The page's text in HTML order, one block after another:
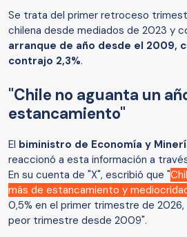
Se trata del primer retroceso
chilena desde mediados de 2023 y
arranque de año desde el 2009,
contrajo 2,3%.
"Chile no aguanta un
estancamiento"
El biministro de Economía y
reaccionó a esta información a
En su cuenta de "X", escribió que "
más de estancamiento y
0,5% en el primer trimestre de
peor trimestre desde 2009".